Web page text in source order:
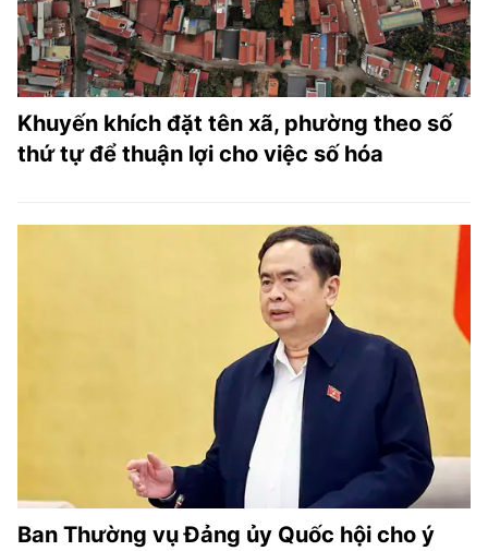
Khuyến khích đặt tên xã, phường theo số
thứ tự để thuận lợi cho việc số hóa
Ban Thường vụ Đảng ủy Quốc hội cho ý